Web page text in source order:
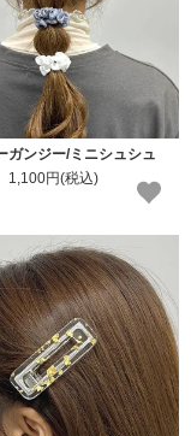
ガンジー/ミニシュシュ
1,100円(税込)